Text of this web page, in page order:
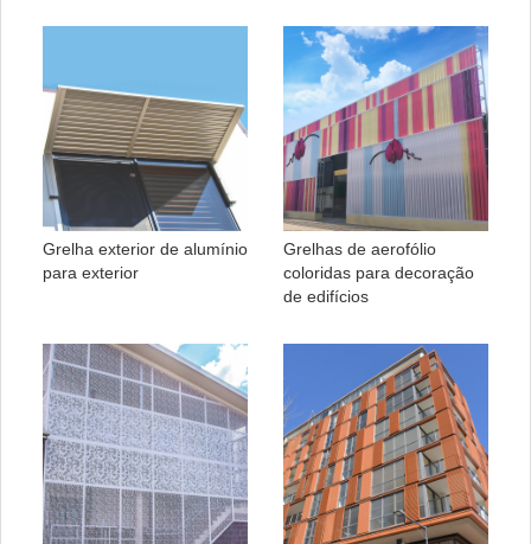
Grelha exterior de alumínio
para exterior
Grelhas de aerofólio
coloridas para decoração
de edifícios